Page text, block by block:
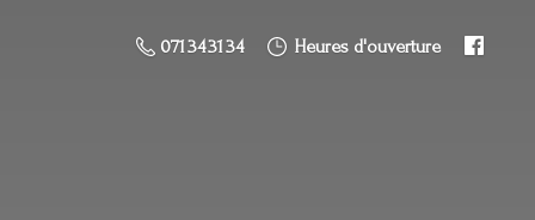
071 34 31 34 Heures d'ouverture